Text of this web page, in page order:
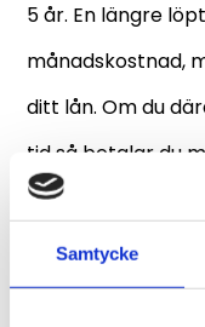
Samtycke
5 år. En längre
månadskostnad,
ditt lån. Om du
tid så betalar du
högre
nominella ränta
som vill ha allting